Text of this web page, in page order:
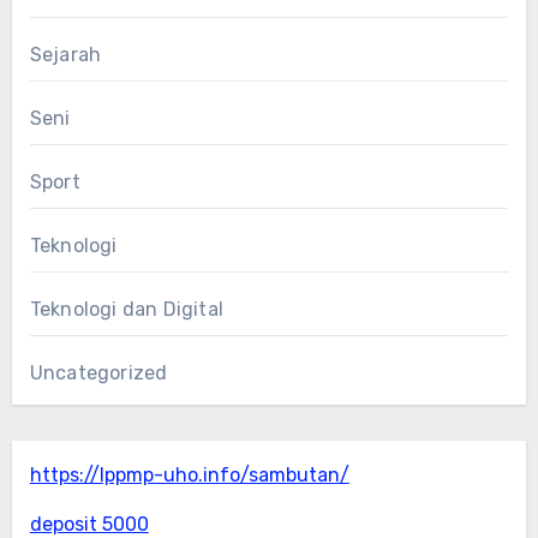
Sejarah
Seni
Sport
Teknologi
Teknologi dan Digital
Uncategorized
https://lppmp-uho.info/sambutan/
deposit 5000